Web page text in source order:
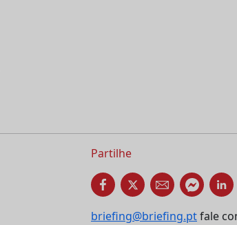
Partilhe
briefing@briefing.ptfale